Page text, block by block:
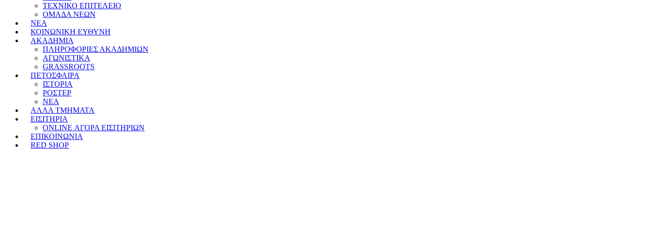
ΤΕΧΝΙΚΟ ΕΠΙΤΕΛΕΙΟ
ΟΜΑΔΑ ΝΕΩΝ
ΝΕΑ
ΚΟΙΝΩΝΙΚΗ ΕΥΘΥΝΗ
ΑΚΑΔΗΜΙΑ
ΠΛΗΡΟΦΟΡΙΕΣ ΑΚΑΔΗΜΙΩΝ
ΑΓΩΝΙΣΤΙΚΑ
GRASSROOTS
ΠΕΤΟΣΦΑΙΡΑ
ΙΣΤΟΡΙΑ
ΡΟΣΤΕΡ
ΝΕΑ
ΑΛΛΑ ΤΜΗΜΑΤΑ
ΕΙΣΙΤΗΡΙΑ
ONLINE ΑΓΟΡΑ ΕΙΣΙΤΗΡΙΩΝ
ΕΠΙΚΟΙΝΩΝΙΑ
RED SHOP